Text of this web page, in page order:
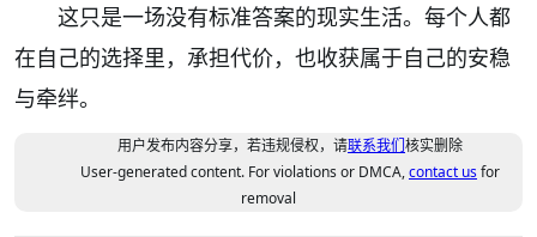
这只是一场没有标准答案的现实生活。每个人都
在自己的选择里，承担代价，也收获属于自己的安稳
与牵绊。
用户发布内容分享，若违规侵权，请联系我们核实删除
User-generated content. For violations or DMCA,contact usfor
removal